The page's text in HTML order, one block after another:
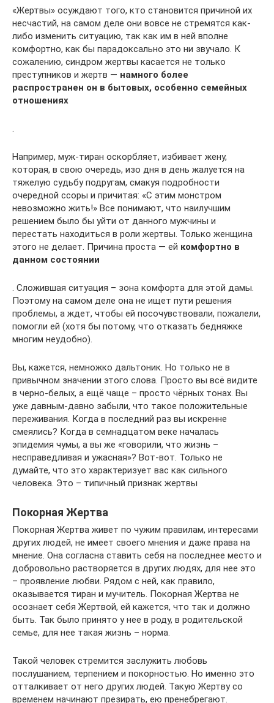
«Жертвы» осуждают того, кто становится причиной их
несчастий, на самом деле они вовсе не стремятся как-
либо изменить ситуацию, так как им в ней вполне
комфортно, как бы парадоксально это ни звучало. К
сожалению, синдром жертвы касается не только
преступников и жертв — намного более
распространен он в бытовых, особенно семейных
отношениях
.
Например, муж-тиран оскорбляет, избивает жену,
которая, в свою очередь, изо дня в день жалуется на
тяжелую судьбу подругам, смакуя подробности
очередной ссоры и причитая: «С этим монстром
невозможно жить!» Все понимают, что наилучшим
решением было бы уйти от данного мужчины и
перестать находиться в роли жертвы. Только женщина
этого не делает. Причина проста — ей комфортно в
данном состоянии
. Сложившая ситуация – зона комфорта для этой дамы.
Поэтому на самом деле она не ищет пути решения
проблемы, а ждет, чтобы ей посочувствовали, пожалели,
помогли ей (хотя бы потому, что отказать бедняжке
многим неудобно).
Вы, кажется, немножко дальтоник. Но только не в
привычном значении этого слова. Просто вы всё видите
в черно-белых, а ещё чаще – просто чёрных тонах. Вы
уже давным-давно забыли, что такое положительные
переживания. Когда в последний раз вы искренне
смеялись? Когда в семнадцатом веке началась
эпидемия чумы, а вы же «говорили, что жизнь –
несправедливая и ужасная»? Вот-вот. Только не
думайте, что это характеризует вас как сильного
человека. Это – типичный признак жертвы
Покорная Жертва
Покорная Жертва живет по чужим правилам, интересами
других людей, не имеет своего мнения и даже права на
мнение. Она согласна ставить себя на последнее место и
добровольно растворяется в других людях, для нее это
– проявление любви. Рядом с ней, как правило,
оказывается тиран и мучитель. Покорная Жертва не
осознает себя Жертвой, ей кажется, что так и должно
быть. Так было принято у нее в роду, в родительской
семье, для нее такая жизнь – норма.
Такой человек стремится заслужить любовь
послушанием, терпением и покорностью. Но именно это
отталкивает от него других людей. Такую Жертву со
временем начинают презирать, ею пренебрегают.